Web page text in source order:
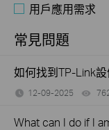
用戶應用需求
常見問題
如何找到TP-Link
12-09-2025
What can I do if I